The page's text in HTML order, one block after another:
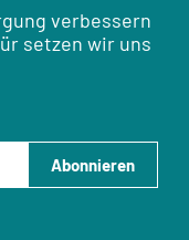
verbessern
setzen wir uns
Abonnieren